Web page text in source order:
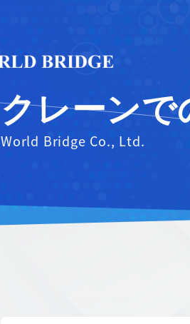
クレーンで
World Bridge Co., Ltd.